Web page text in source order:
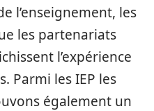
l’enseignement, les
les partenariats
l’expérience
Parmi les IEP les
également un